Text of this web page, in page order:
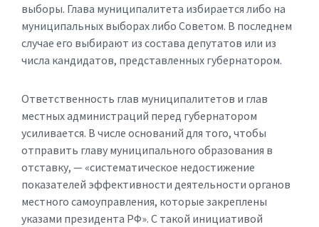
выборы. Глава муниципалитета избирается либо на
муниципальных выборах либо Советом. В последнем
случае его выбирают из состава депутатов или из
числа кандидатов, представленных губернатором.
Ответственность глав муниципалитетов и глав
местных администраций перед губернатором
усиливается. В числе оснований для того, чтобы
отправить главу муниципального образования в
отставку, — «систематическое недостижение
показателей эффективности деятельности органов
местного самоуправления, которые закреплены
указами президента РФ». С такой инициативой